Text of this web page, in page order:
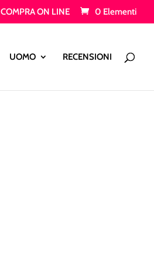
COMPRA ON LINE 0 Elementi
UOMO RECENSIONI